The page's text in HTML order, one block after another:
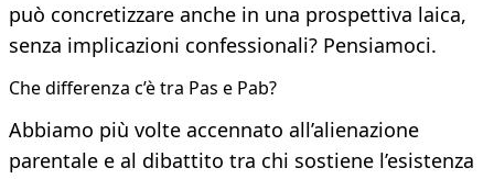
può concretizzare anche in una prospettiva laica,
senza implicazioni confessionali? Pensiamoci.
Che differenza c’è tra Pas e Pab?
Abbiamo più volte accennato all’alienazione
parentale e al dibattito tra chi sostiene l’esistenza